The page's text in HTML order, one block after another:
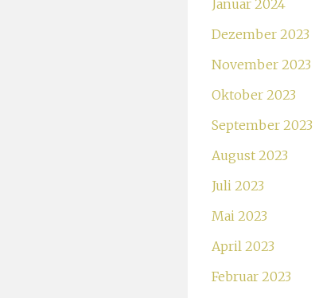
Januar 2024
Dezember 2023
November 2023
Oktober 2023
September 2023
August 2023
Juli 2023
Mai 2023
April 2023
Februar 2023